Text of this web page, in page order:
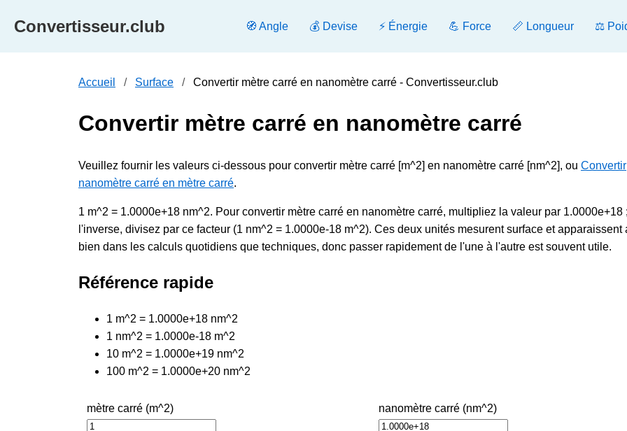
Convertisseur.club 🧭 Angle 💰 Devise ⚡ Énergie 💪 Force 📏 Longueur ⚖️
Accueil Surface Convertir mètre carré en nanomètre carré - Convertisseur.club
Convertir mètre carré en nanomètre carré
Veuillez fournir les valeurs ci-dessous pour convertir mètre carré [m^2] en nanomètre carré [nm^2], ou Convertir
nanomètre carré en mètre carré.
1 m^2 = 1.0000e+18 nm^2. Pour convertir mètre carré en nanomètre carré, multipliez la valeur par 1.0000e+18
l'inverse, divisez par ce facteur (1 nm^2 = 1.0000e-18 m^2). Ces deux unités mesurent surface et apparaissent
bien dans les calculs quotidiens que techniques, donc passer rapidement de l'une à l'autre est souvent utile.
Référence rapide
1 m^2 = 1.0000e+18 nm^2
1 nm^2 = 1.0000e-18 m^2
10 m^2 = 1.0000e+19 nm^2
100 m^2 = 1.0000e+20 nm^2
mètre carré (m^2) nanomètre carré (nm^2)